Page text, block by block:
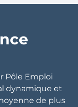
Pôle Emploi
dynamique et
de plus